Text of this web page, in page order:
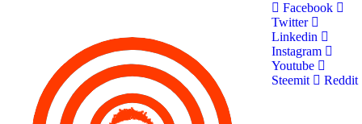
Facebook
Twitter
Linkedin
Instagram
Youtube
Steemit
Reddit